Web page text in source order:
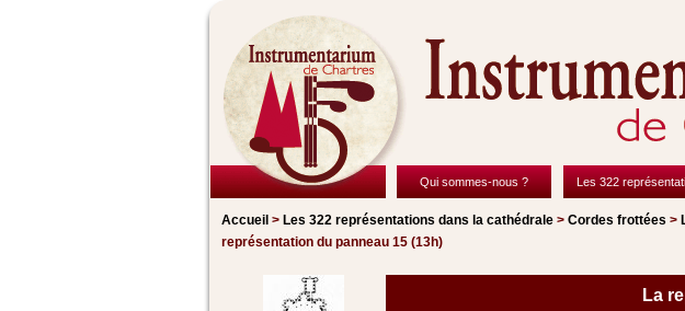
Qui sommes-nous ? Les 322
Accueil > Les 322 représentations dans la cathédrale > Cordes frottées >
représentation du panneau 15 (13h)
La